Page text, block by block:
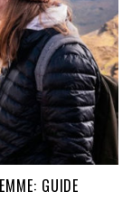
GUIDE